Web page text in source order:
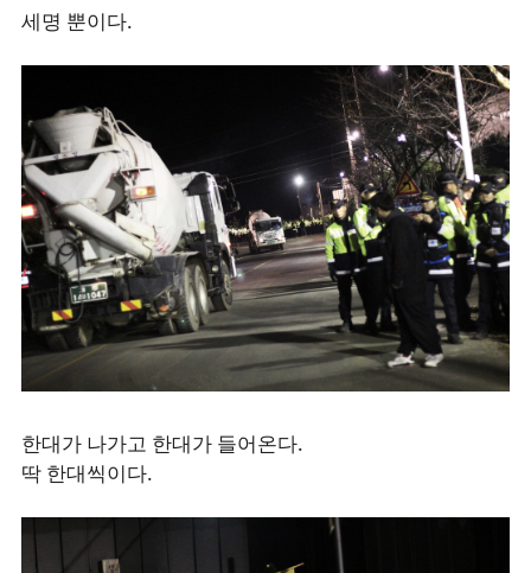
세명 뿐이다.
한대가 나가고 한대가 들어온다.
딱 한대씩이다.